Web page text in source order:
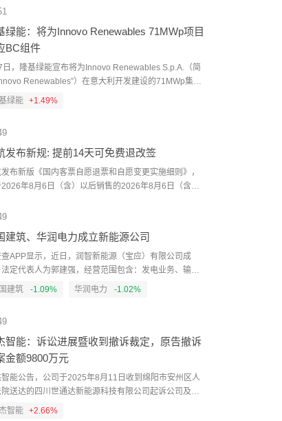
AI是超过十年的长周期产业，从供需两端来分析，供给
增长之间仍存在明显缺口。杜厚良指出，经过近期调
产业链中部分公司的估值已处于相对低位的区间。这一
上反映了市场情绪的悲观，同时也需审慎看待其中的
低估值本身并不构成上涨的充分条件。当前，行业
仍有基本面支撑，但需持续跟踪订单兑现和产能释放节
绿能：将为Innovo Renewables 71MWp项目
BC组件
日，隆基绿能宣布将为Innovo Renewables S.p.A.（简
Renewables”）在意大利开发建设的71MWp集中
伏项目供应Hi-MO 9高效BC组件。（人民财讯）
绿能 +1.49%
发布新规: 提前14天可免费退改签
发布新版《国内客票自愿退票和自愿变更实施细则》，
2026年8月6日（含）以后销售的2026年8月6日（含）
免费。新版规则分五个时间段，距离起飞时间越近，变
建筑、华润电力成立新能源公司
APP显示，近日，润智新能源（宝应）有限公司成
定代表人为郭建强，经营范围包含：发电业务、输电
、供（配）电业务；风力发电技术服务；生物质能技术
投资有限公司共同持股。（人民财讯）
建筑 -1.09% 华润电力 -1.02%
智能：诉讼进展暨收到撤诉裁定，原告撤诉
金额9800万元
智能公告，公司于2025年8月11日收到绵阳市安州区人
院送达的四川世通达新能源科技有限公司起诉公司及全
公司东杰海登（常州）科技有限公司的相关材料，涉案
智能 +2.66%